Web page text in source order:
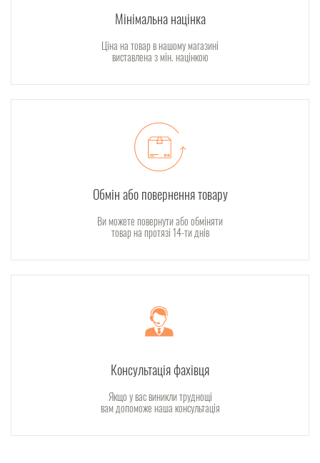
Мінімальна націнка
Ціна на товар в нашому магазині
виставлена з мін. націнкою
Обмін або повернення товару
Ви можете повернути або обміняти
товар на протязі 14-ти днів
Консультація фахівця
Якщо у вас виникли труднощі
вам допоможе наша консультація